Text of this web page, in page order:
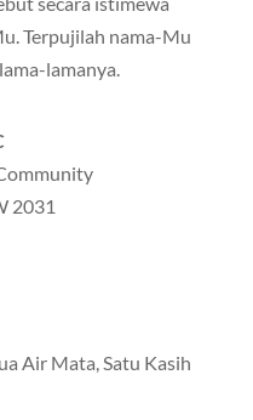
Terpujilah nama-Mu
lamanya.
2031
Air Mata, Satu Kasih